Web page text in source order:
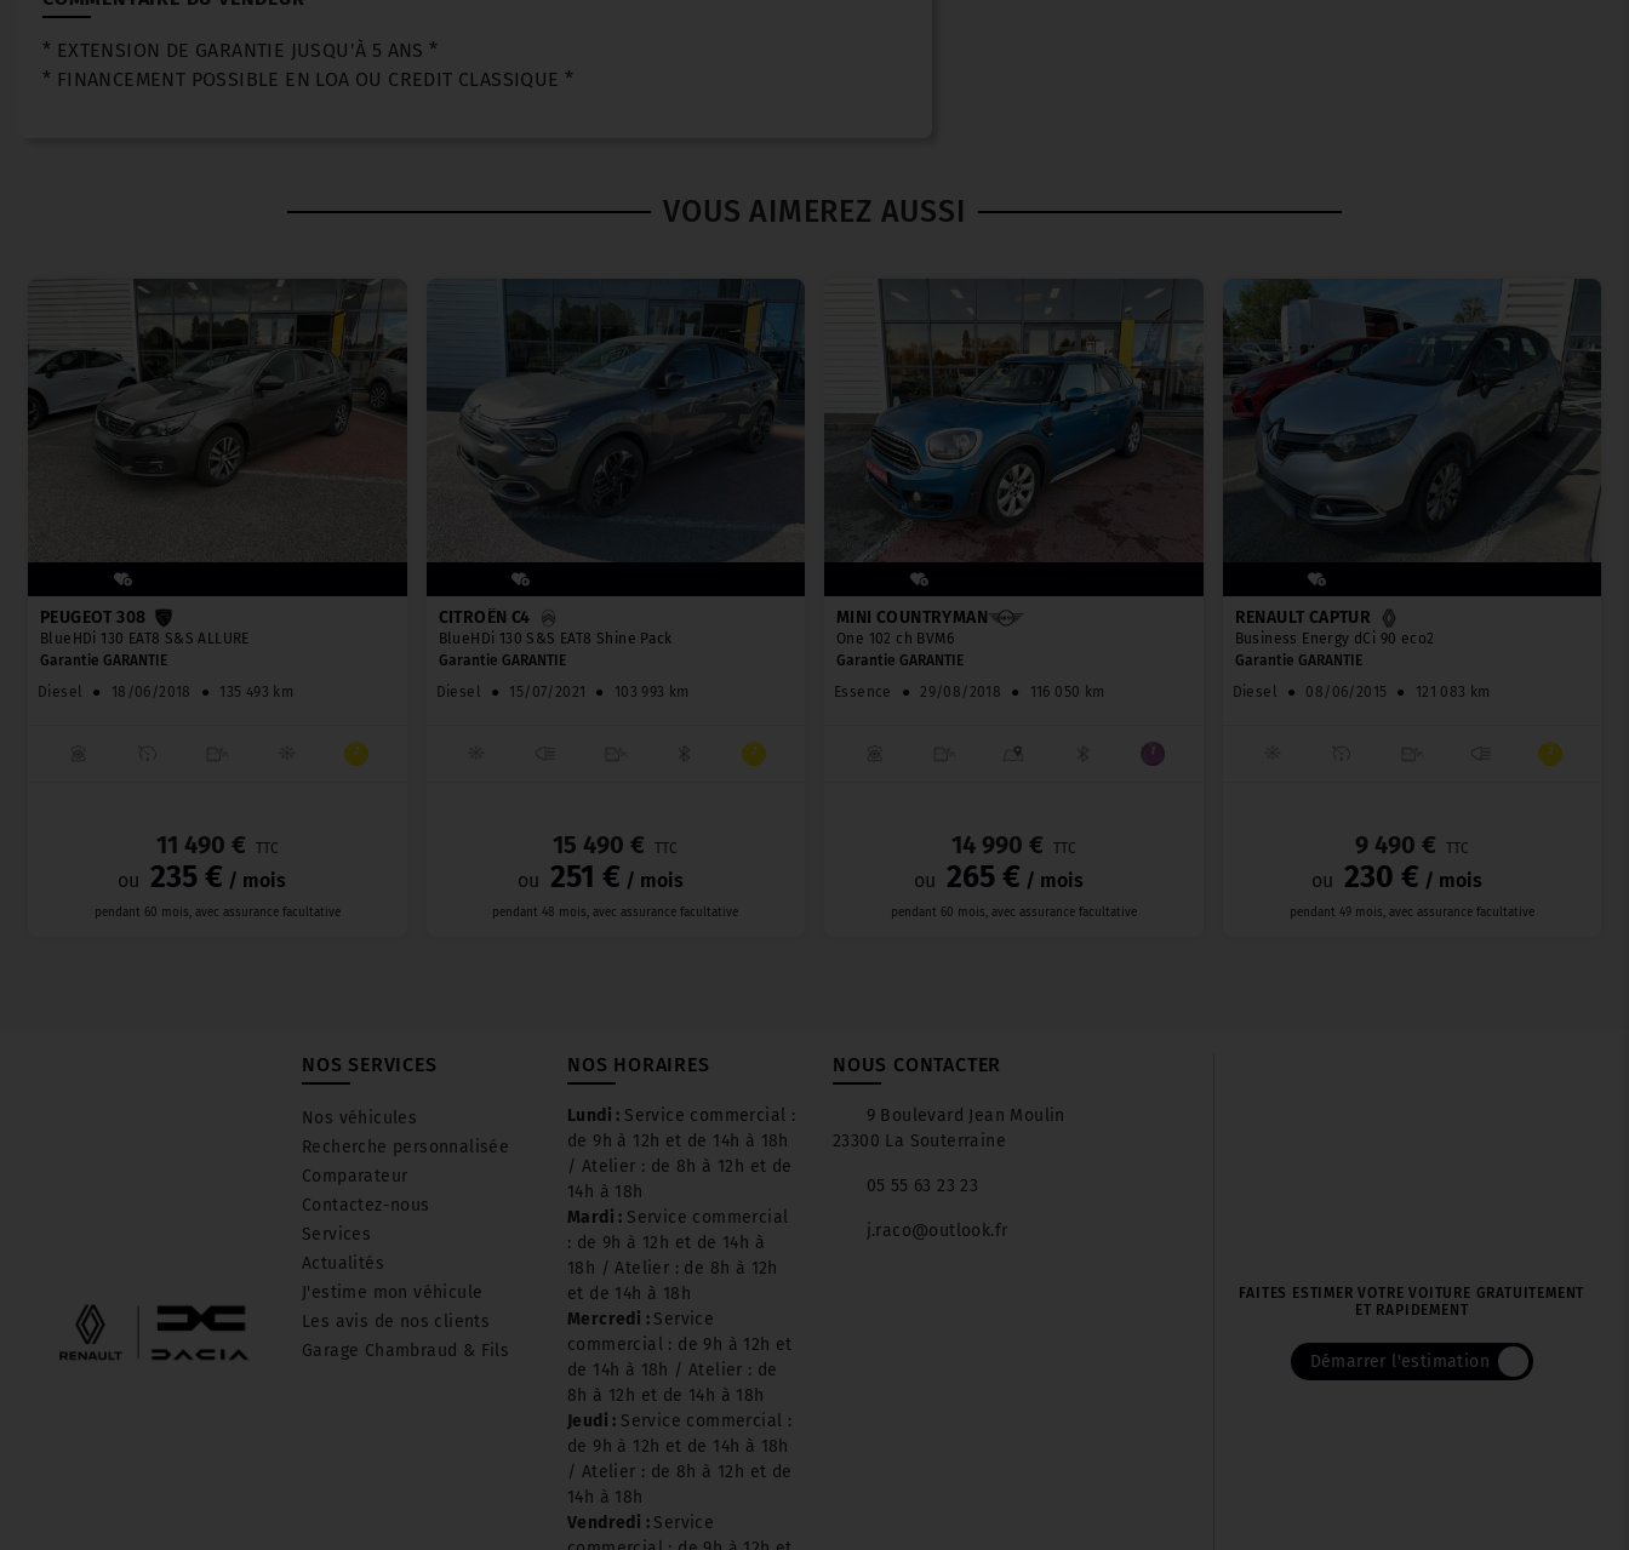
* EXTENSION DE GARANTIE JUSQU'À 5 ANS *
* FINANCEMENT POSSIBLE EN LOA OU CREDIT CLASSIQUE *
VOUS AIMEREZ AUSSI
PEUGEOT 308
BlueHDi 130 EAT8 S&S ALLURE
Garantie GARANTIE
Diesel
● 18/06/2018 ● 135 493 km
11 490 € TTC
ou 235 € / mois
pendant 60 mois, avec assurance facultative
CITROËN C4
BlueHDi 130 S&S EAT8 Shine Pack
Garantie GARANTIE
Diesel
● 15/07/2021 ● 103 993 km
15 490 € TTC
ou 251 € / mois
pendant 48 mois, avec assurance facultative
MINI COUNTRYMAN
One 102 ch BVM6
Garantie GARANTIE
Essence
● 29/08/2018 ● 116 050 km
14 990 € TTC
ou 265 € / mois
pendant 60 mois, avec assurance facultative
RENAULT CAPTUR
Business Energy dCi 90 eco2
Garantie GARANTIE
Diesel
● 08/06/2015 ● 121 083 km
9 490 € TTC
ou 230 € / mois
pendant 49 mois, avec assurance facultative
NOS SERVICES
Nos véhicules
Recherche personnalisée
Comparateur
Contactez-nous
Services
Actualités
J'estime mon véhicule
Les avis de nos clients
Garage Chambraud & Fils
NOS HORAIRES
Lundi : Service commercial :
de 9h à 12h et de 14h à 18h
/ Atelier : de 8h à 12h et de
14h à 18h
Mardi : Service commercial
: de 9h à 12h et de 14h à
18h / Atelier : de 8h à 12h
et de 14h à 18h
Mercredi : Service
commercial : de 9h à 12h et
de 14h à 18h / Atelier : de
8h à 12h et de 14h à 18h
Jeudi : Service commercial :
de 9h à 12h et de 14h à 18h
/ Atelier : de 8h à 12h et de
14h à 18h
Vendredi : Service
NOUS CONTACTER
9 Boulevard Jean Moulin
23300 La Souterraine
05 55 63 23 23
j.raco@outlook.fr
FAITES ESTIMER VOTRE VOITURE GRATUITEMENT
ET RAPIDEMENT
Démarrer l'estimation